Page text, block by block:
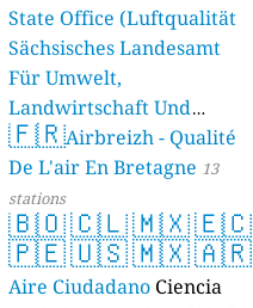
State Office (Luftqualität
Sächsisches Landesamt
Für Umwelt,
Landwirtschaft Und
Geologie) 50 stations
🇫🇷Airbreizh - Qualité
De L'air En Bretagne 13
stations
🇧🇴🇨🇱🇲🇽🇪🇨
🇵🇪🇺🇸🇲🇽🇦🇷
Aire Ciudadano Ciencia